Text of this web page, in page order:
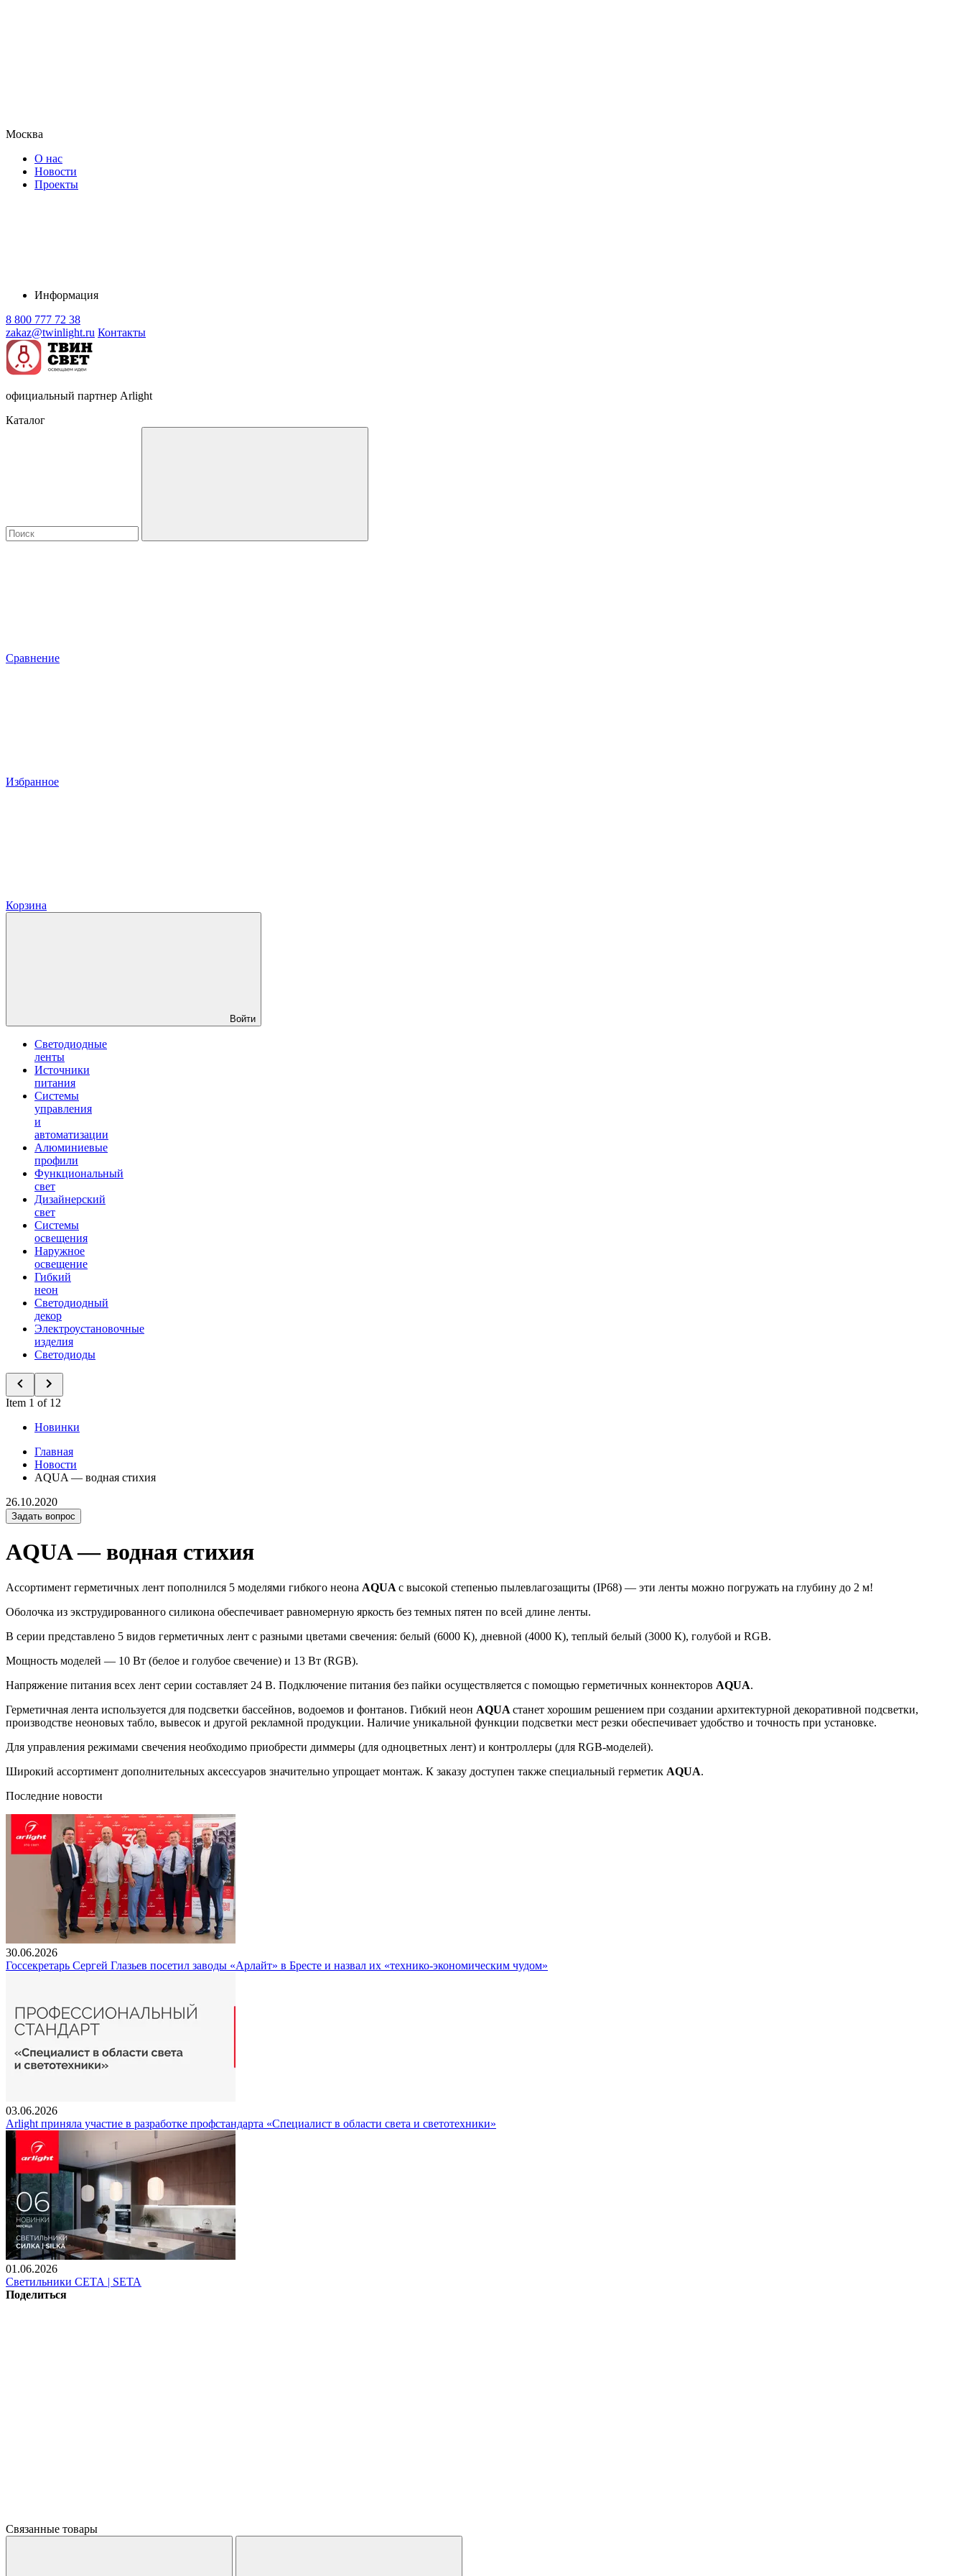
Москва
О нас
Новости
Проекты
Информация
8 800 777 72 38
zakaz@twinlight.ru Контакты
официальный партнер Arlight
Каталог
Сравнение
Избранное
Корзина
Войти
Светодиодные
ленты
Источники
питания
Системы
управления
и
автоматизации
Алюминиевые
профили
Функциональный
свет
Дизайнерский
свет
Системы
освещения
Наружное
освещение
Гибкий
неон
Светодиодный
декор
Электроустановочные
изделия
Светодиоды
Item 1 of 12
Новинки
Главная
Новости
AQUA — водная стихия
26.10.2020
Задать вопрос
AQUA — водная стихия
Ассортимент герметичных лент пополнился 5 моделями гибкого неона AQUA с высокой степенью пылевлагозащиты (IP68) — эти ленты можно погружать на глубину до 2 м!
Оболочка из экструдированного силикона обеспечивает равномерную яркость без темных пятен по всей длине ленты.
В серии представлено 5 видов герметичных лент с разными цветами свечения: белый (6000 К), дневной (4000 К), теплый белый (3000 К), голубой и RGB.
Мощность моделей — 10 Вт (белое и голубое свечение) и 13 Вт (RGB).
Напряжение питания всех лент серии составляет 24 В. Подключение питания без пайки осуществляется с помощью герметичных коннекторов AQUA.
Герметичная лента используется для подсветки бассейнов, водоемов и фонтанов. Гибкий неон AQUA станет хорошим решением при создании архитектурной декоративной подсветки,
производстве неоновых табло, вывесок и другой рекламной продукции. Наличие уникальной функции подсветки мест резки обеспечивает удобство и точность при установке.
Для управления режимами свечения необходимо приобрести диммеры (для одноцветных лент) и контроллеры (для RGB-моделей).
Широкий ассортимент дополнительных аксессуаров значительно упрощает монтаж. К заказу доступен также специальный герметик AQUA.
Последние новости
30.06.2026
Госсекретарь Сергей Глазьев посетил заводы «Арлайт» в Бресте и назвал их «технико-экономическим чудом»
03.06.2026
Arlight приняла участие в разработке профстандарта «Специалист в области света и светотехники»
01.06.2026
Светильники СЕТА | SETA
Поделиться
Связанные товары